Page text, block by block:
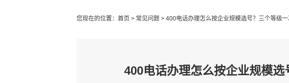
您现在的位置： 首页 > 常见问题 > 400电话办理怎么按企业规模选号？三个等级
400电话办理怎么按企业规模